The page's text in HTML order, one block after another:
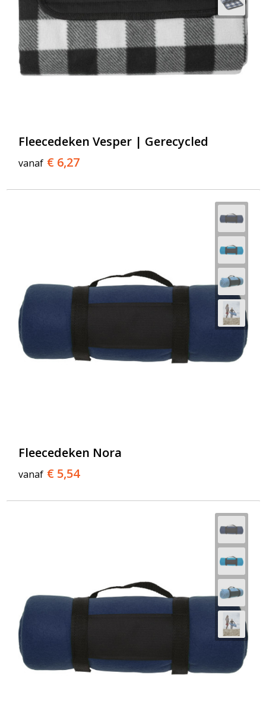
Fleecedeken Vesper | Gerecycled
vanaf € 6,27
Fleecedeken Nora
vanaf € 5,54